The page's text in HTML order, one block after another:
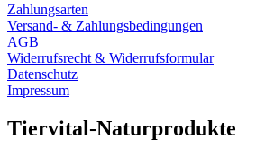
Zahlungsarten
Versand- & Zahlungsbedingungen
AGB
Widerrufsrecht & Widerrufsformular
Datenschutz
Impressum
Tiervital-Naturprodukte